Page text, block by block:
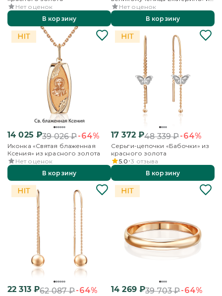
Нет оценок
В корзину
красного золота
Нет оценок
В корзину
14 025 ₽39 026₽-64%
Иконка «Святая блаженная
Ксения» из красного золота
Нет оценок
В корзину
17 372₽48 339₽-64%
Серьги-цепочки «Бабочки» из
красного золота
5.0 3 отзыва
В корзину
22 313₽62 087₽-64% 14 269₽39 703₽-64%